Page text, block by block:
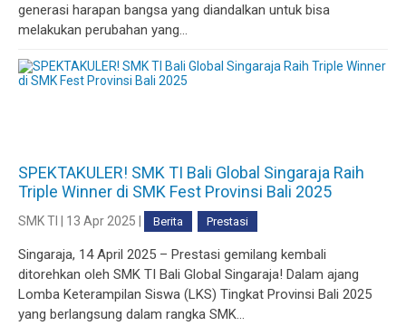
generasi harapan bangsa yang diandalkan untuk bisa
melakukan perubahan yang...
SPEKTAKULER! SMK TI Bali Global Singaraja Raih
Triple Winner di SMK Fest Provinsi Bali 2025
SMK TI | 13 Apr 2025 | Berita Prestasi
Singaraja, 14 April 2025 – Prestasi gemilang kembali
ditorehkan oleh SMK TI Bali Global Singaraja! Dalam ajang
Lomba Keterampilan Siswa (LKS) Tingkat Provinsi Bali 2025
yang berlangsung dalam rangka SMK...